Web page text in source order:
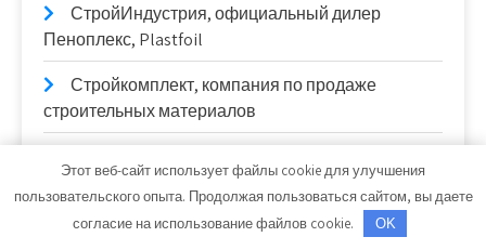
СтройИндустрия, официальный дилер
Пеноплекс, Plastfoil
Стройкомплект, компания по продаже
строительных материалов
СтройКровРегион, производственный цех
Этот веб-сайт использует файлы cookie для улучшения
пользовательского опыта. Продолжая пользоваться сайтом, вы даете
согласие на использование файлов cookie.
OK